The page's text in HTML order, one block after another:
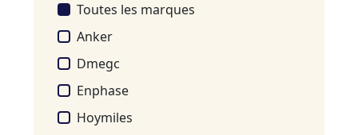
Toutes les marques
Anker
Dmegc
Enphase
Hoymiles